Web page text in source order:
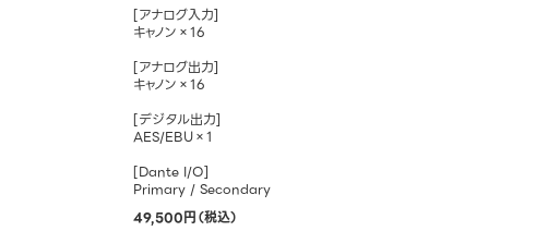
[アナログ入力]
キャノン×16
[アナログ出力]
キャノン×16
[デジタル出力]
AES/EBU×1
[Dante I/O]
Primary / Secondary
49,500円（税込）